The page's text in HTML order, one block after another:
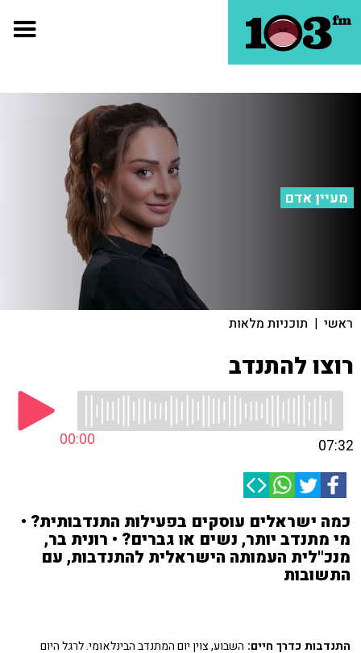
מעיין אדם
ראשי | תוכניות מלאות
רוצו להתנדב
00:00 07:32
כמה ישראלים עוסקים בפעילות התנדבותית? •
מי מתנדב יותר, נשים או גברים? • רונית בר,
מנכ"לית העמותה הישראלית להתנדבות, עם
התשובות
התנדבות כדרך חיים: השבוע, צוין יום המתנדב הבינלאומי. לרגל היום